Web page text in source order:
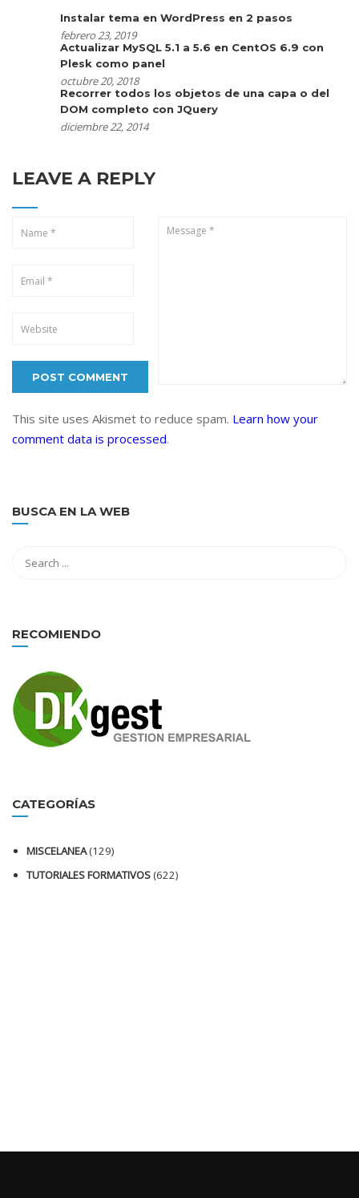
Instalar tema en WordPress en 2 pasos
febrero 23, 2019
Actualizar MySQL 5.1 a 5.6 en CentOS 6.9 con
Plesk como panel
octubre 20, 2018
Recorrer todos los objetos de una capa o del
DOM completo con JQuery
diciembre 22, 2014
LEAVE A REPLY
This site uses Akismet to reduce spam. Learn how your
comment data is processed.
BUSCA EN LA WEB
RECOMIENDO
CATEGORÍAS
MISCELANEA(129)
TUTORIALES FORMATIVOS(622)